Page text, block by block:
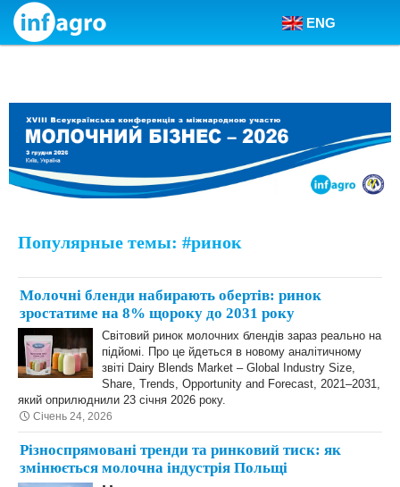
Skip to content
ENG
Популярные темы: #ринок
Молочні бленди набирають обертів: ринок
зростатиме на 8% щороку до 2031 року
Світовий ринок молочних блендів зараз реально на
підйомі. Про це йдеться в новому аналітичному
звіті Dairy Blends Market – Global Industry Size,
Share, Trends, Opportunity and Forecast, 2021–2031,
який оприлюднили 23 січня 2026 року.
Січень 24, 2026
Різноспрямовані тренди та ринковий тиск: як
змінюється молочна індустрія Польщі